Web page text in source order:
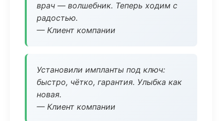
врач — волшебник. Теперь ходим с
радостью.
— Клиент компании
Установили импланты под ключ:
быстро, чётко, гарантия. Улыбка как
новая.
— Клиент компании